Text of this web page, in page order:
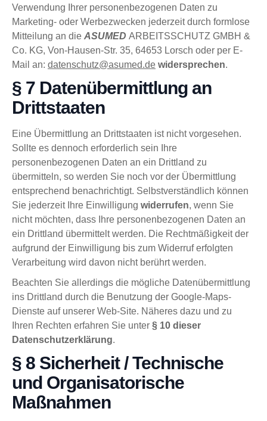
Verwendung Ihrer personenbezogenen Daten zu
Marketing- oder Werbezwecken jederzeit durch formlose
Mitteilung an die ASUMED ARBEITSSCHUTZ GMBH &
Co. KG, Von-Hausen-Str. 35, 64653 Lorsch oder per E-
Mail an: datenschutz@asumed.de widersprechen.
§ 7 Datenübermittlung an
Drittstaaten
Eine Übermittlung an Drittstaaten ist nicht vorgesehen.
Sollte es dennoch erforderlich sein Ihre
personenbezogenen Daten an ein Drittland zu
übermitteln, so werden Sie noch vor der Übermittlung
entsprechend benachrichtigt. Selbstverständlich können
Sie jederzeit Ihre Einwilligung widerrufen, wenn Sie
nicht möchten, dass Ihre personenbezogenen Daten an
ein Drittland übermittelt werden. Die Rechtmäßigkeit der
aufgrund der Einwilligung bis zum Widerruf erfolgten
Verarbeitung wird davon nicht berührt werden.
Beachten Sie allerdings die mögliche Datenübermittlung
ins Drittland durch die Benutzung der Google-Maps-
Dienste auf unserer Web-Site. Näheres dazu und zu
Ihren Rechten erfahren Sie unter § 10 dieser
Datenschutzerklärung.
§ 8 Sicherheit / Technische
und Organisatorische
Maßnahmen